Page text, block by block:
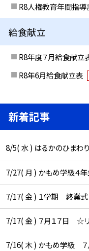
R8人権教育年間指導
給食献立
R8年度７月給食献立
R8年6月給食献立表
新着記事
8/5( 水 ) はるかのひまわ
7/27( 月 ) かもめ学級４
7/17( 金 ) １学期 終業
7/17( 金 ) ７月１７日 ☆
7/16( 木 ) かもめ学級 ７